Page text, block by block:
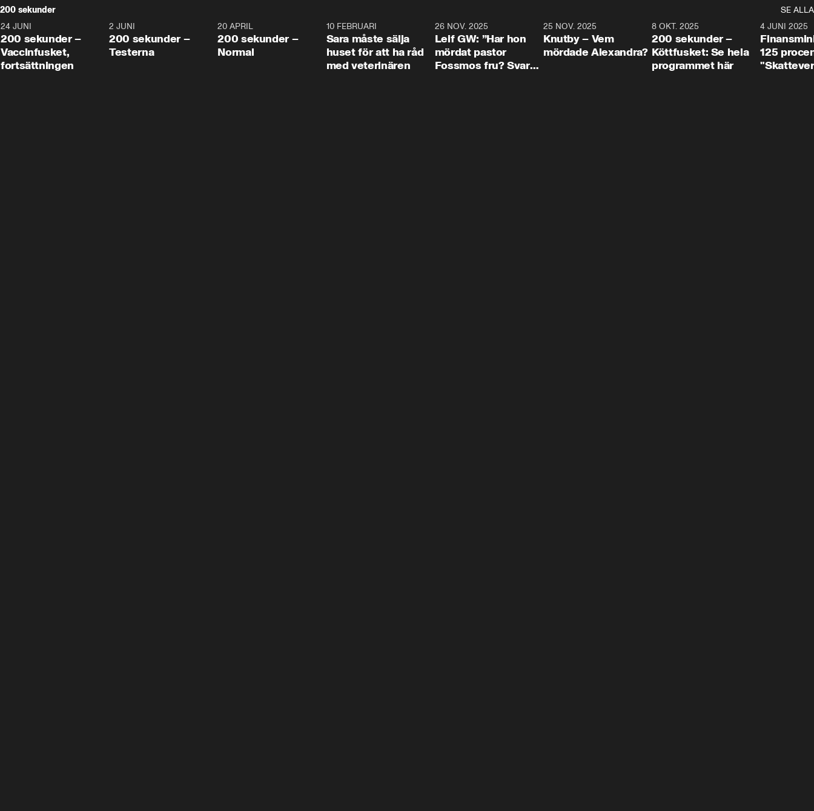
200 sekunder
SE ALLA
5:00
24 JUNI
200 sekunder –
Vaccinfusket,
fortsättningen
4:23
2 JUNI
200 sekunder –
Testerna
20 APRIL
200 sekunder –
Normal
10 FEBRUARI
Sara måste sälja
huset för att ha råd
med veterinären
26 NOV. 2025
Leif GW: ”Har hon
mördat pastor
Fossmos fru? Svar
31:05
25 NOV. 2025
Knutby – Vem
mördade Alexandra?
4:29
8 OKT. 2025
200 sekunder –
Köttfusket: Se hela
programmet här
4 JUNI 2025
125